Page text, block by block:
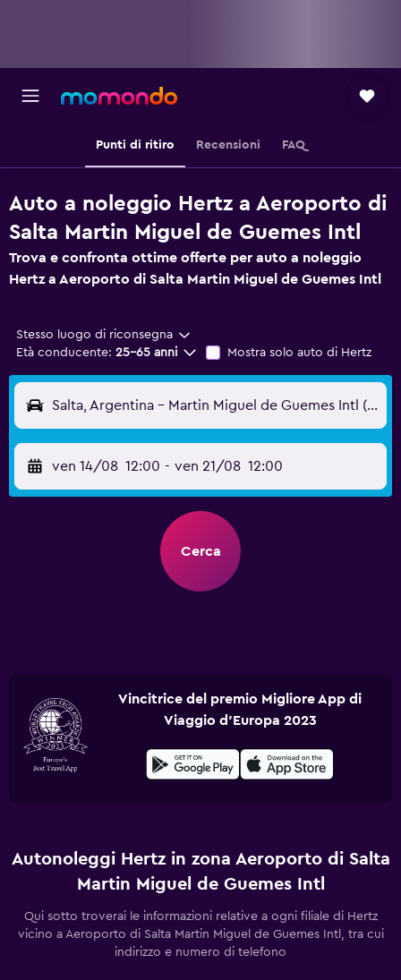
Punti di ritiro Recensioni FAQ
Auto a noleggio Hertz a Aeroporto di
Salta Martin Miguel de Guemes Intl
Trova e confronta ottime offerte per auto a noleggio
Hertz a Aeroporto di Salta Martin Miguel de Guemes Intl
Stesso luogo di riconsegna
Età conducente: 25-65 anni Mostra solo auto di Hertz
Salta, Argentina - Martin Miguel de Guemes Intl (SLA)
ven 14/08 12:00 - ven 21/08 12:00
Cerca
Vincitrice del premio Migliore App di
Viaggio d'Europa 2023
Autonoleggi Hertz in zona Aeroporto di Salta
Martin Miguel de Guemes Intl
Qui sotto troverai le informazioni relative a ogni filiale di Hertz
vicino a Aeroporto di Salta Martin Miguel de Guemes Intl, tra cui
indirizzo e numero di telefono